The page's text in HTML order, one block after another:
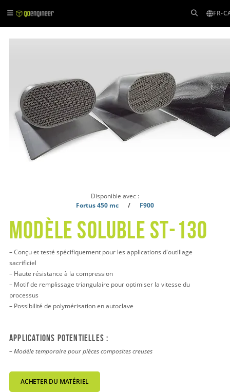
FR-
Disponible avec :
Fortus 450 mc
/ F900
Modèle soluble ST-130
– Conçu et testé spécifiquement pour les applications d'outillage
sacrificiel
– Haute résistance à la compression
– Motif de remplissage triangulaire pour optimiser la vitesse du
processus
– Possibilité de polymérisation en autoclave
Applications potentielles :
–Modèle temporaire pour pièces composites creuses
ACHETER DU MATÉRIEL